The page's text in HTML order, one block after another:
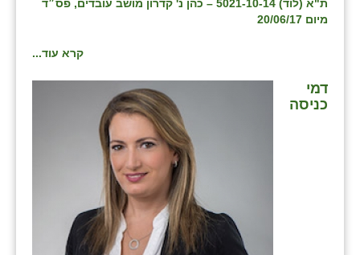
ת"א (לוד) 5021-10-14 – כהן נ' קדרון מושב עובדים, פס״ד
מיום 20/06/17
קרא עוד...
דמי
כניסה